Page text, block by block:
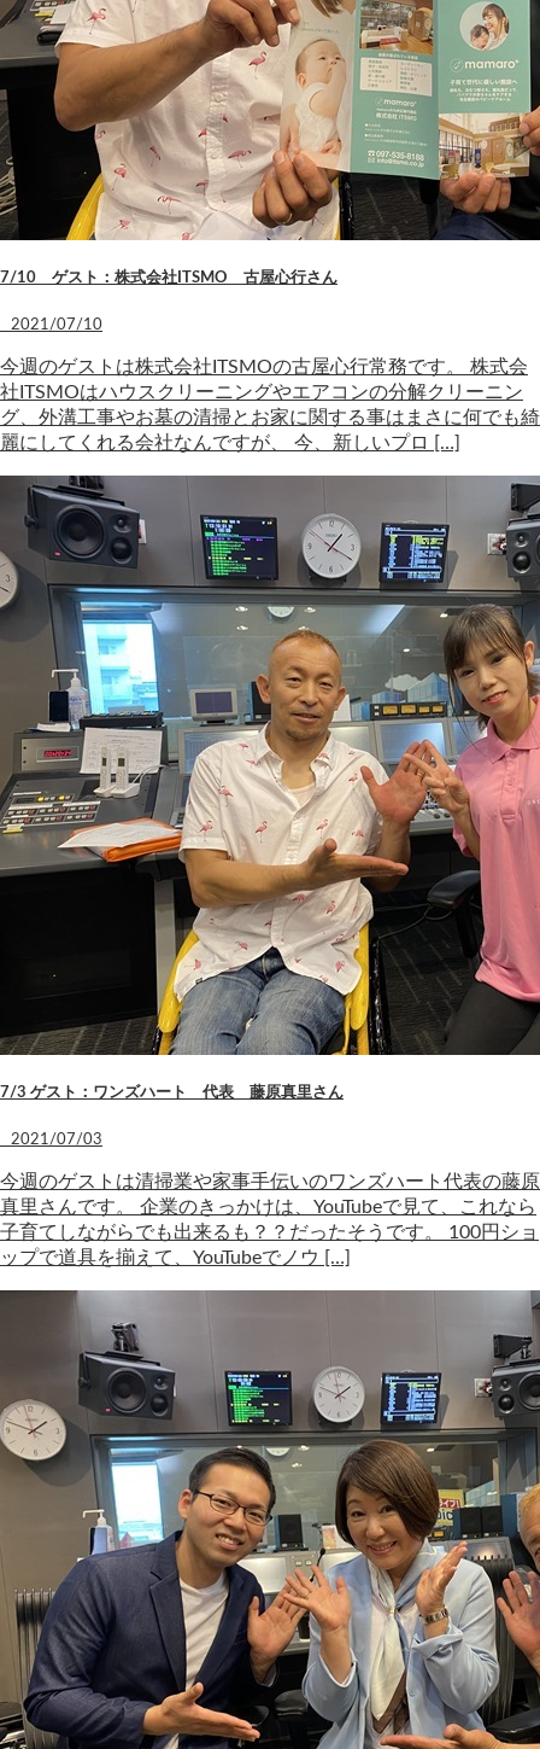
7/10 ゲスト：株式会社ITSMO 古屋心行さん
2021/07/10
今週のゲストは株式会社ITSMOの古屋心行常務です。 株式会
社ITSMOはハウスクリーニングやエアコンの分解クリーニン
グ、外溝工事やお墓の清掃とお家に関する事はまさに何でも綺
麗にしてくれる会社なんですが、 今、新しいプロ […]
7/3 ゲスト：ワンズハート 代表 藤原真里さん
2021/07/03
今週のゲストは清掃業や家事手伝いのワンズハート代表の藤原
真里さんです。 企業のきっかけは、YouTubeで見て、これなら
子育てしながらでも出来るも？？だったそうです。 100円ショ
ップで道具を揃えて、YouTubeでノウ […]